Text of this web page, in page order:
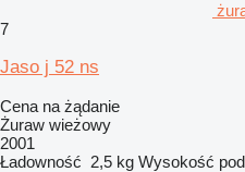
7
Jaso j 52 ns
Cena na żądanie
Żuraw wieżowy
2001
Ładowność 2,5 kg Wysokość